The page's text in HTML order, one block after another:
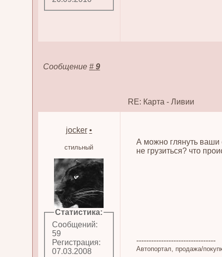
Сообщение # 9
RE: Карта - Ливии
jocker •
стильный
Статистика:
Сообщений:
59
Регистрация:
07.03.2008
А можно глянуть
не грузиться? что
--------------------------------
Автопортал, продажа/